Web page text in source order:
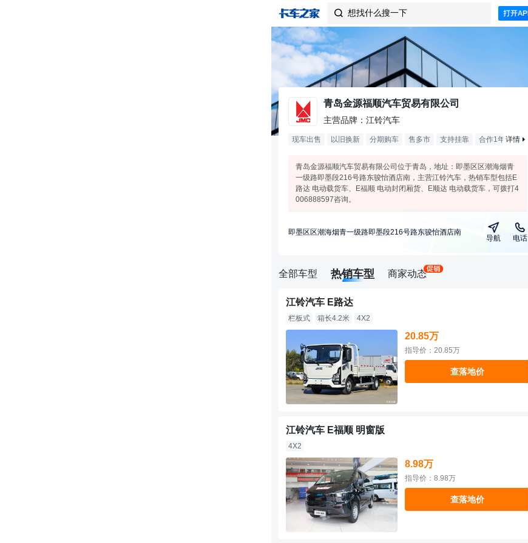
 想找什么搜一下
青岛金源福顺汽车贸易有限公司
主营品牌：江铃汽车
现车出售 以旧换新 分期购车 售多市 支持挂靠 合作1年 详情
青岛金源福顺汽车贸易有限公司位于青岛，地址：即墨区区潮海烟青
一级路即墨段216号路东骏怡酒店南，主营江铃汽车，热销车型包括E
路达 电动载货车、E福顺 电动封闭厢货、E顺达 电动载货车，可拨打4
006888597咨询。
即墨区区潮海烟青一级路即墨段216号路东骏怡酒店南
导航 电话
全部车型 热销车型 商家动态
江铃汽车 E路达
栏板式 箱长4.2米 4X2
20.85万
指导价：20.85万
查落地价
江铃汽车 E福顺 明窗版
4X2
8.98万
指导价：8.98万
查落地价